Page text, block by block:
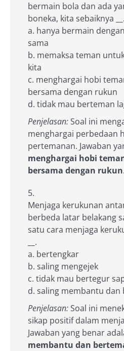
bermain bola dan ada
boneka, kita sebaiknya
.
a. hanya bermain
sama
b. memaksa teman
kita
c. menghargai hobi
bersama dengan rukun
d. tidak mau berteman
Penjelasan:Soal ini
menghargai perbedaan
pertemanan. Jawaban
menghargai hobi
bersama dengan rukun.
Menjaga kerukunan
berbeda latar belakang
satu cara menjaga
.
a. bertengkar
b. saling mengejek
c. tidak mau bertegur
d. saling membantu dan
Penjelasan:Soal ini
sikap positif dalam
Jawaban yang benar
membantu dan